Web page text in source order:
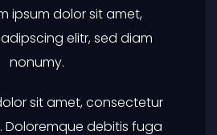
ipsum dolor sit amet,
elitr, sed diam
nonumy.
sit amet, consectetur
Doloremque debitis fuga